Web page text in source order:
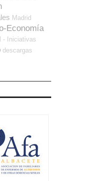
Madrid
Economía
- Iniciativas
descargas